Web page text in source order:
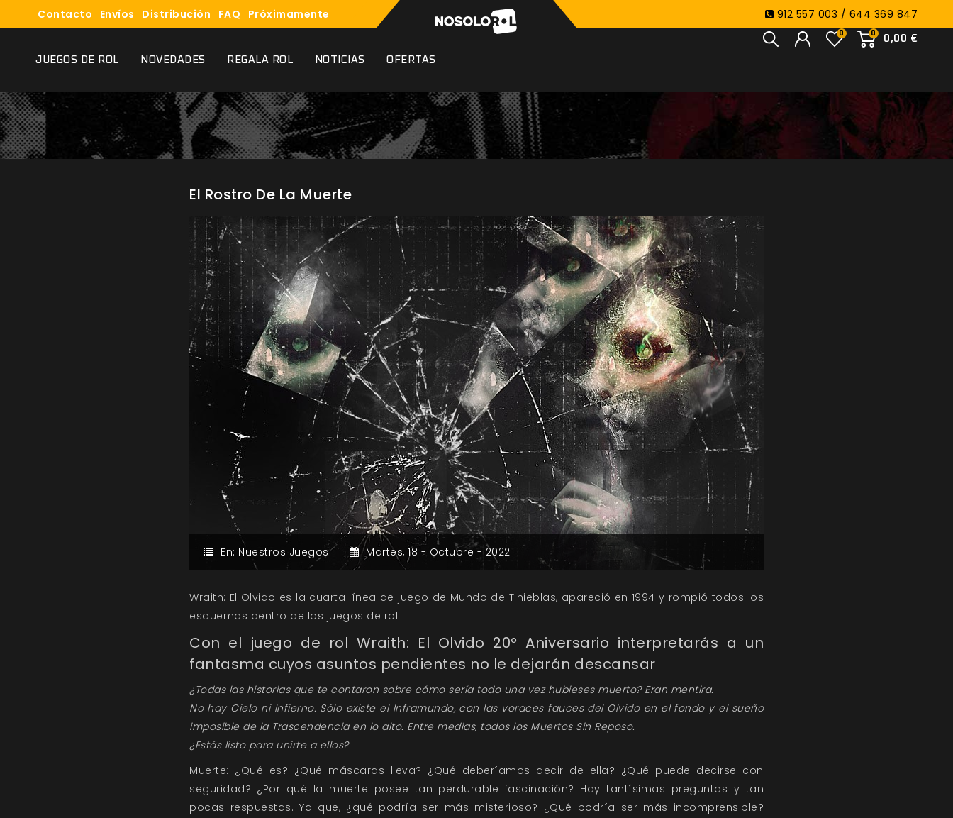
Contacto Envíos Distribución FAQ Próximamente 912 557 003 / 644 369 847
0
0,00 €
0
JUEGOS DE ROL NOVEDADES REGALA ROL NOTICIAS OFERTAS
El Rostro De La Muerte
En: Nuestros Juegos Martes, 18 - Octubre - 2022
Wraith: El Olvido es la cuarta línea de juego de Mundo de Tinieblas, apareció en 1994 y rompió todos los
esquemas dentro de los juegos de rol
Con el juego de rol Wraith: El Olvido 20º Aniversario interpretarás a un
fantasma cuyos asuntos pendientes no le dejarán descansar
¿Todas las historias que te contaron sobre cómo sería todo una vez hubieses muerto? Eran mentira.
No hay Cielo ni Infierno. Sólo existe el Inframundo, con las voraces fauces del Olvido en el fondo y el sueño
imposible de la Trascendencia en lo alto. Entre medias, todos los Muertos Sin Reposo.
¿Estás listo para unirte a ellos?
Muerte: ¿Qué es? ¿Qué máscaras lleva? ¿Qué deberíamos decir de ella? ¿Qué puede decirse con
seguridad? ¿Por qué la muerte posee tan perdurable fascinación? Hay tantísimas preguntas y tan
pocas respuestas. Ya que, ¿qué podría ser más misterioso? ¿Qué podría ser más incomprensible?